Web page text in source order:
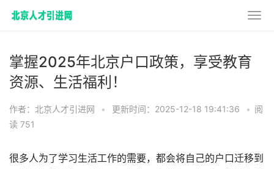
掌握2025年北京户口政策，享受教育
资源、生活福利！
作者：北京人才引进网 • 更新时间：2025-12-18 19:41:36 • 阅
读 751
很多人为了学习生活工作的需要，都会将自己的户口迁移到